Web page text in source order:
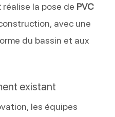
réalise la pose de PVC
avec une
du bassin et aux
existant
les équipes